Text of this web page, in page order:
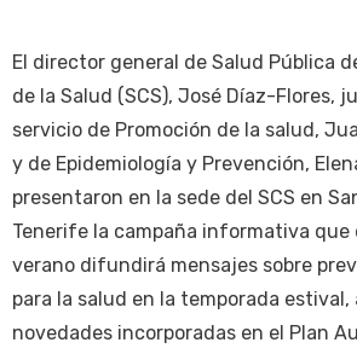
El director general de Salud Pública
de la Salud (SCS), José Díaz-Flores,
servicio de Promoción de la salud,
y de Epidemiología y Prevención,
presentaron en la sede del SCS en
Tenerife la campaña informativa que
verano difundirá mensajes sobre
para la salud en la temporada estival,
novedades incorporadas en el Plan